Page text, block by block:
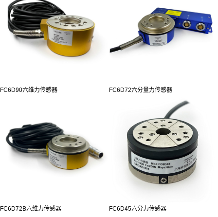
FC6D90六维力传感器 FC6D72六分量力传感器
FC6D72B六维力传感器 FC6D45六分力传感器